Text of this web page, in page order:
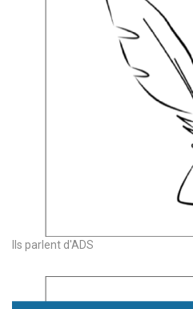
Ils parlent d'ADS